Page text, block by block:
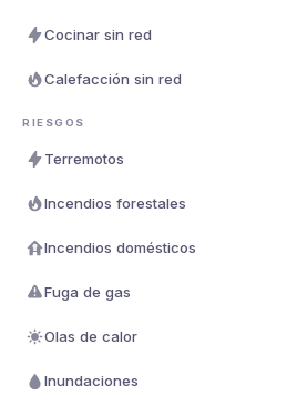
Cocinar sin red
Calefacción sin red
RIESGOS
Terremotos
Incendios forestales
Incendios domésticos
Fuga de gas
Olas de calor
Inundaciones